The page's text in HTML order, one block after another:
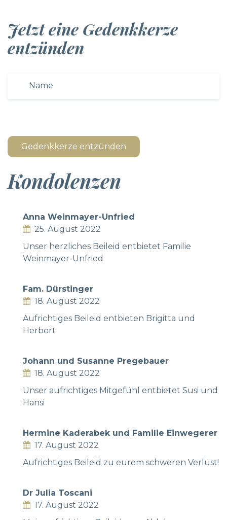
Jetzt eine Gedenkkerze
entzünden
Gedenkkerze entzünden
Kondolenzen
Anna Weinmayer-Unfried
25. August 2022
Unser herzliches Beileid entbietet Familie
Weinmayer-Unfried
Fam. Dürstinger
18. August 2022
Aufrichtiges Beileid entbieten Brigitta und
Herbert
Johann und Susanne Pregebauer
18. August 2022
Unser aufrichtiges Mitgefühl entbietet Susi und
Hansi
Hermine Kaderabek und Familie Einwegerer
17. August 2022
Aufrichtiges Beileid zu eurem schweren Verlust!
Dr Julia Toscani
17. August 2022